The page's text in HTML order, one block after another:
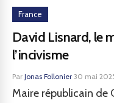
France
David Lisnard, le
l’incivisme
Par Jonas Follonier·30 mai
Maire républicain de